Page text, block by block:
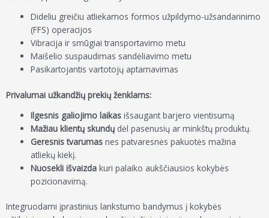
Dideliu greičiu atliekamos formos užpildymo-užsandarinimo
(FFS) operacijos
Vibracija ir smūgiai transportavimo metu
Maišelio suspaudimas sandėliavimo metu
Pasikartojantis vartotojų aptarnavimas
Privalumai užkandžių prekių ženklams:
Ilgesnis galiojimo laikas išsaugant barjero vientisumą
Mažiau klientų skundų dėl pasenusių ar minkštų produktų.
Geresnis tvarumas nes patvaresnės pakuotės mažina
atliekų kiekį.
Nuosekli išvaizda kuri palaiko aukščiausios kokybės
pozicionavimą.
Integruodami įprastinius lankstumo bandymus į kokybės